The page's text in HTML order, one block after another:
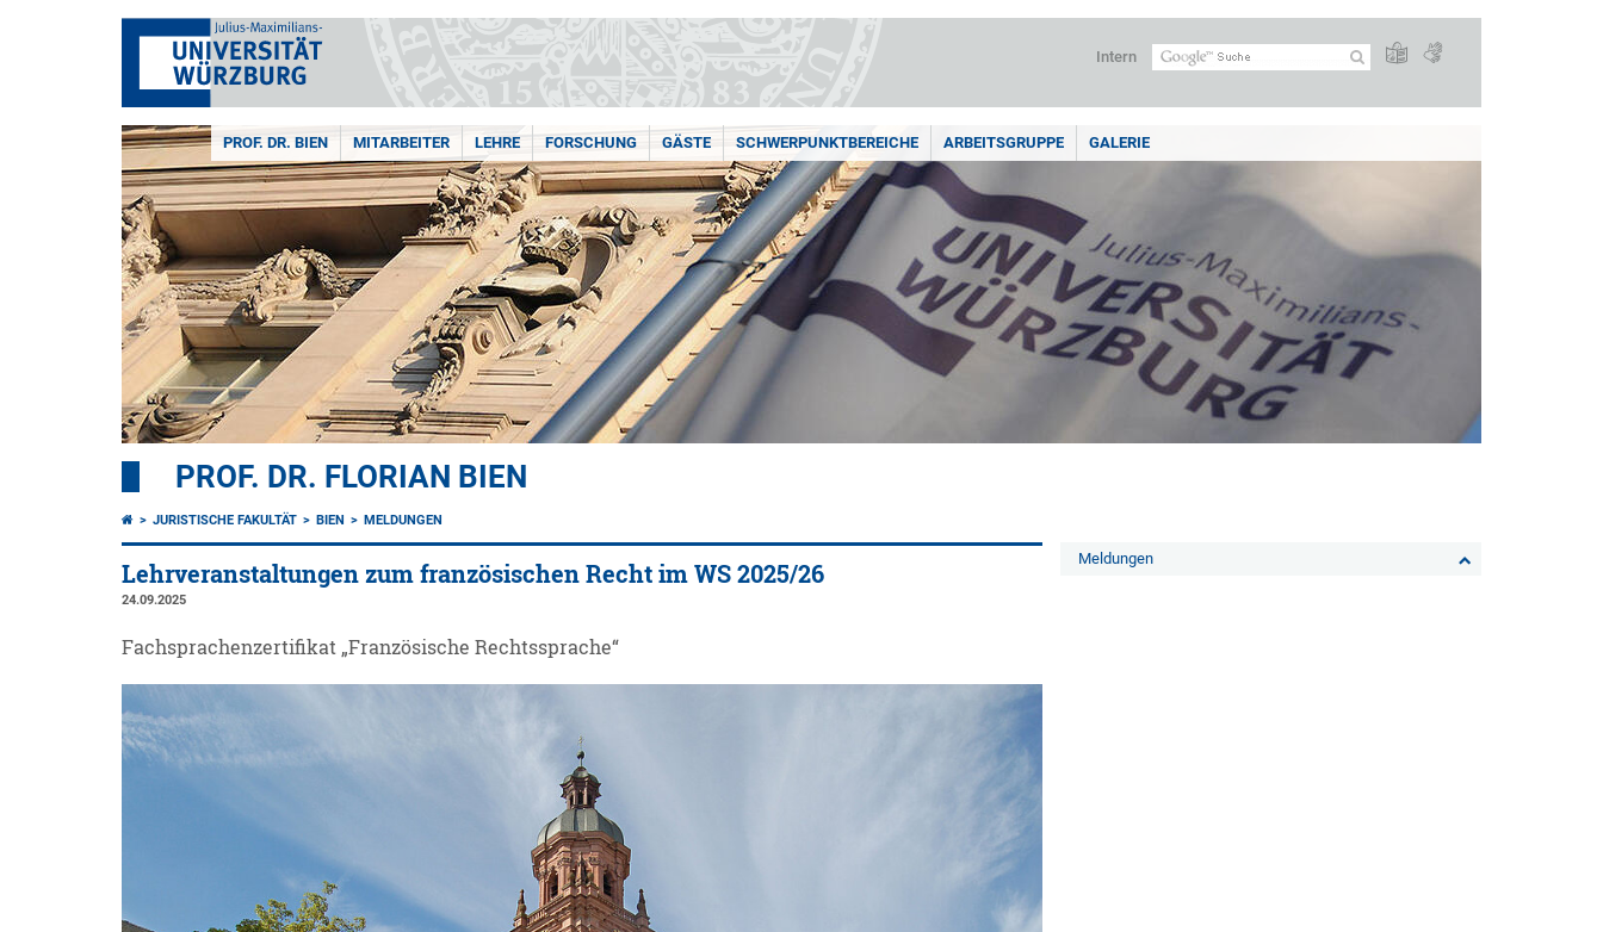
Intern
PROF. DR. BIEN MITARBEITER LEHRE FORSCHUNG GÄSTE SCHWERPUNKTBEREICHE ARBEITSGRUPPE GALERIE
PROF. DR. FLORIAN BIEN
JURISTISCHE FAKULTÄT BIEN MELDUNGEN
Lehrveranstaltungen zum französischen Recht im WS 2025/26
24.09.2025
Fachsprachenzertifikat „Französische Rechtssprache“
Meldungen